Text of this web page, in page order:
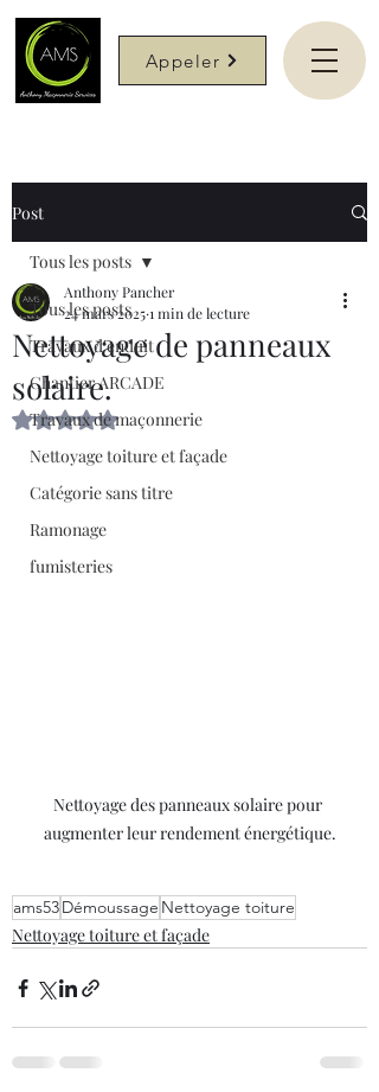
Appeler
Post
Tous les posts
Travaux d'enduit
Chantier ARCADE
Travaux de maçonnerie
Nettoyage toiture et façade
Catégorie sans titre
Ramonage
fumisteries
Tous les posts
Nettoyage de panneaux
solaire.
Anthony Pancher
24 mars 20251 min de lecture
Noté NaN étoiles sur 5.
Nettoyage des panneaux solaire pour
augmenter leur rendement énergétique.
ams53Démoussage Nettoyage toiture
Nettoyage toiture et façade